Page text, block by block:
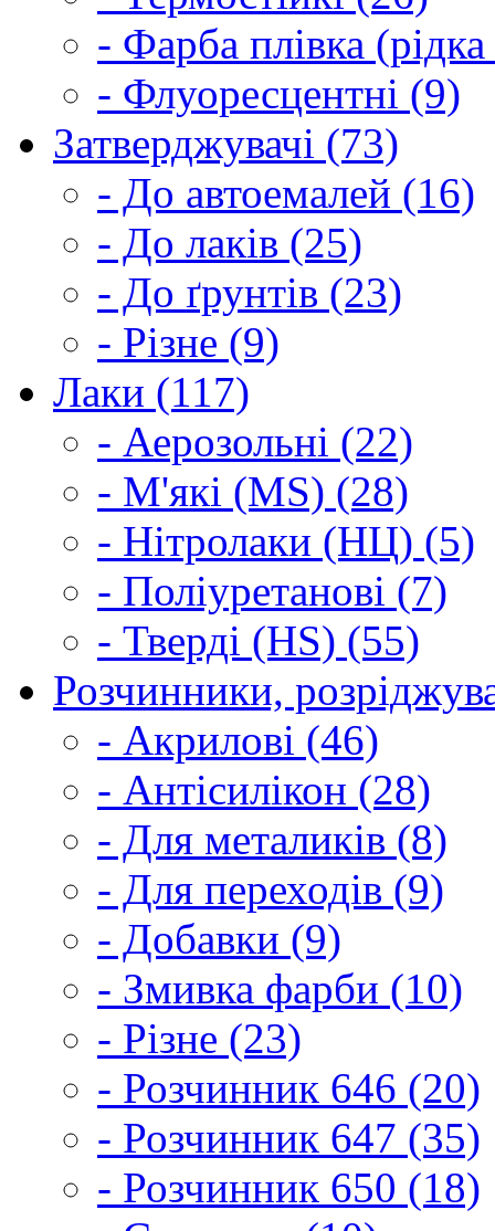
- Фарба плівка
- Флуоресцентні (9)
Затверджувачі (73)
- До автоемалей (16)
- До лаків (25)
- До ґрунтів (23)
- Різне (9)
Лаки (117)
- Аерозольні (22)
- М'які (MS) (28)
- Нітролаки (НЦ) (5)
- Поліуретанові (7)
- Тверді (HS) (55)
Розчинники,
- Акрилові (46)
- Антісилікон (28)
- Для металиків (8)
- Для переходів (9)
- Добавки (9)
- Змивка фарби (10)
- Різне (23)
- Розчинник 646 (20)
- Розчинник 647 (35)
- Розчинник 650 (18)